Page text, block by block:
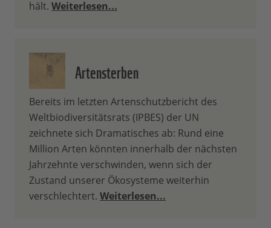
hält. Weiterlesen...
Artensterben
Bereits im letzten Artenschutzbericht des
Weltbiodiversitätsrats (IPBES) der UN
zeichnete sich Dramatisches ab: Rund eine
Million Arten könnten innerhalb der nächsten
Jahrzehnte verschwinden, wenn sich der
Zustand unserer Ökosysteme weiterhin
verschlechtert. Weiterlesen...